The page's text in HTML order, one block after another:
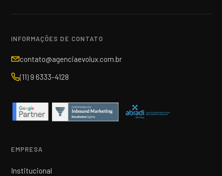
INFORMAÇÕES DE CONTATO
contato@agenciaevolux.com.br
(11) 9 6333-4128
EMPRESA
Institucional